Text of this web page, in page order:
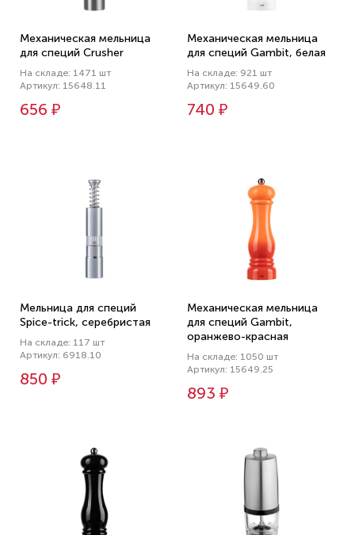
Механическая мельница
для специй Crusher
На складе: 1471 шт
Артикул: 15648.11
656 ₽
Механическая мельница
для специй Gambit, белая
На складе: 921 шт
Артикул: 15649.60
740 ₽
Мельница для специй
Spice-trick, серебристая
На складе: 117 шт
Артикул: 6918.10
850 ₽
Механическая мельница
для специй Gambit,
оранжево-красная
На складе: 1050 шт
Артикул: 15649.25
893 ₽